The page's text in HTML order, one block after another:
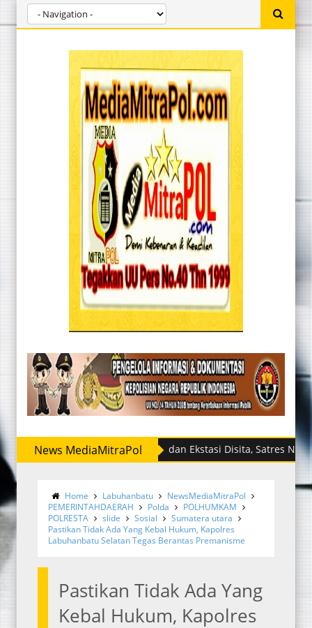
News MediaMitraPolSabu dan Ekstasi Disita, Satres Narkoba
Home Labuhanbatu
NewsMediaMitraPol
PEMERINTAHDAERAH
Polda
POLHUMKAM
POLRESTA
slide Sosial
Sumatera utara
Pastikan Tidak Ada Yang Kebal Hukum, Kapolres
Labuhanbatu Selatan Tegas Berantas Premanisme
Pastikan Tidak Ada Yang
Kebal Hukum, Kapolres